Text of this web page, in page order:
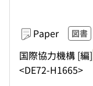
Paper 図書
国際協力機構 [編]
<DE72-H1665>